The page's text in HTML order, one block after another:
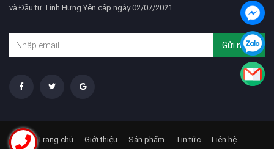
và Đầu tư Tỉnh Hưng Yên cấp ngày 02/07/2021
Gửi ngay
Trang chủ Giới thiệu Sản phẩm Tin tức Liên hệ